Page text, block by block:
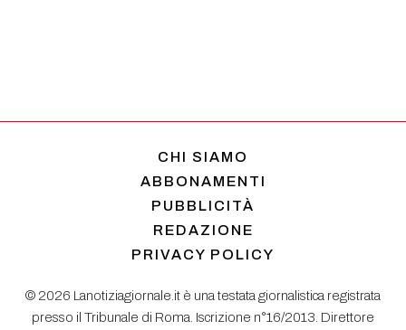
CHI SIAMO
ABBONAMENTI
PUBBLICITÀ
REDAZIONE
PRIVACY POLICY
© 2026 Lanotiziagiornale.it è una testata giornalistica registrata
presso il Tribunale di Roma. Iscrizione n°16/2013. Direttore